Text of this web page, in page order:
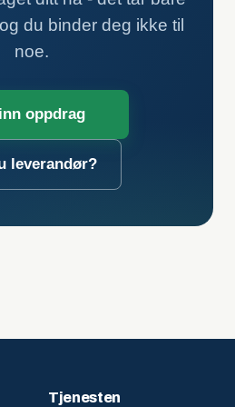
du binder deg ikke til
noe.
oppdrag
leverandør?
Tjenesten